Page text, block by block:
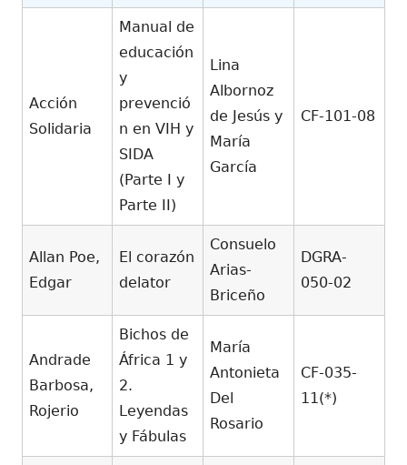
Acción
Solidaria
Manual de
educación
y
prevenció
n en VIH y
SIDA
(Parte I y
Parte II)
Lina
Albornoz
de Jesús y
María
García
CF-101-08
Allan Poe,
Edgar
El corazón
delator
Consuelo
Arias-
Briceño
DGRA-
050-02
Andrade
Barbosa,
Rojerio
Bichos de
África 1 y
2.
Leyendas
y Fábulas
María
Antonieta
Del
Rosario
CF-035-
11(*)